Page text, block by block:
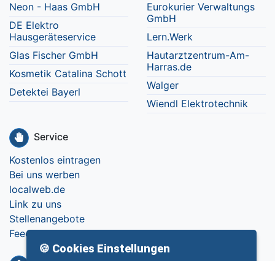
Neon - Haas GmbH
DE Elektro
Hausgeräteservice
Glas Fischer GmbH
Kosmetik Catalina Schott
Detektei Bayerl
Eurokurier Verwaltungs
GmbH
Lern.Werk
Hautarztzentrum-Am-
Harras.de
Walger
Wiendl Elektrotechnik
Service
Kostenlos eintragen
Bei uns werben
localweb.de
Link zu uns
Stellenangebote
Feedback
🍪 Cookies Einstellungen